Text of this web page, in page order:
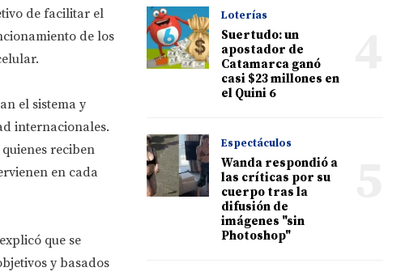
de facilitar el
de los
el sistema y
internacionales.
reciben
en cada
que se
y basados
Loterías
Suertudo: un
apostador de
Catamarca ganó
casi $23 millones en
el Quini 6
Espectáculos
Wanda respondió a
las críticas por su
cuerpo tras la
difusión de
imágenes "sin
Photoshop"